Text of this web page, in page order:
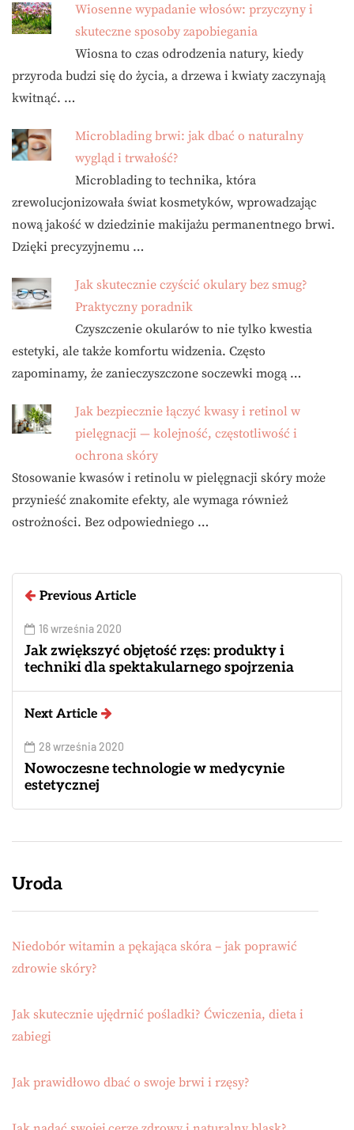
Wiosenne wypadanie włosów: przyczyny i
skuteczne sposoby zapobiegania
Wiosna to czas odrodzenia natury, kiedy
przyroda budzi się do życia, a drzewa i kwiaty zaczynają
kwitnąć. …
Microblading brwi: jak dbać o naturalny
wygląd i trwałość?
Microblading to technika, która
zrewolucjonizowała świat kosmetyków, wprowadzając
nową jakość w dziedzinie makijażu permanentnego brwi.
Dzięki precyzyjnemu …
Jak skutecznie czyścić okulary bez smug?
Praktyczny poradnik
Czyszczenie okularów to nie tylko kwestia
estetyki, ale także komfortu widzenia. Często
zapominamy, że zanieczyszczone soczewki mogą …
Jak bezpiecznie łączyć kwasy i retinol w
pielęgnacji — kolejność, częstotliwość i
ochrona skóry
Stosowanie kwasów i retinolu w pielęgnacji skóry może
przynieść znakomite efekty, ale wymaga również
ostrożności. Bez odpowiedniego …
Previous Article
16 września 2020
Jak zwiększyć objętość rzęs: produkty i
techniki dla spektakularnego spojrzenia
Next Article
28 września 2020
Nowoczesne technologie w medycynie
estetycznej
Uroda
Niedobór witamin a pękająca skóra – jak poprawić
zdrowie skóry?
Jak skutecznie ujędrnić pośladki? Ćwiczenia, dieta i
zabiegi
Jak prawidłowo dbać o swoje brwi i rzęsy?